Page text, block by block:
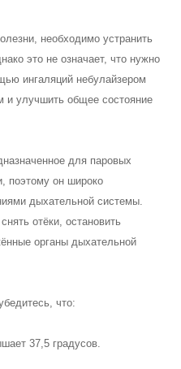
необходимо устранить
это не означает, что нужно
ингаляций небулайзером
и улучшить общее состояние
для паровых
поэтому он широко
дыхательной системы.
отёки, остановить
органы дыхательной
что:
37,5 градусов.